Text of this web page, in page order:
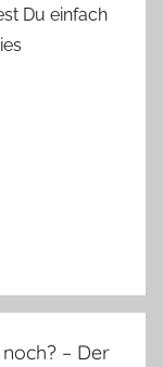
Du einfach
– Der